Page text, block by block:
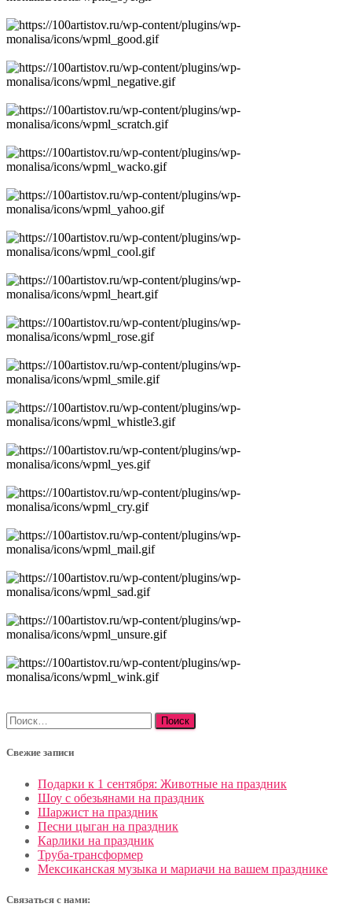
Найти:
Свежие записи
Подарки к 1 сентября: Животные на праздник
Шоу с обезьянами на праздник
Шаржист на праздник
Песни цыган на праздник
Карлики на праздник
Труба-трансформер
Мексиканская музыка и мариачи на вашем празднике
Связаться с нами: